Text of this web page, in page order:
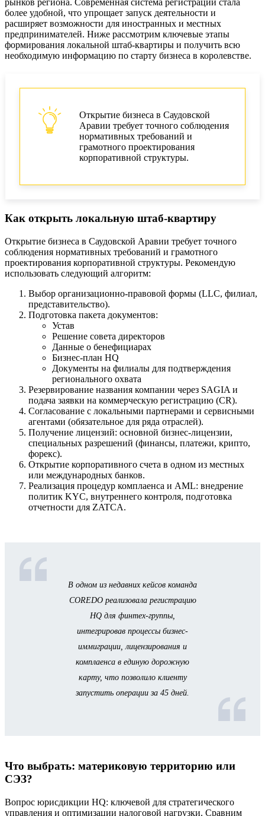
рынков региона. Современная система регистрации стала
более удобной, что упрощает запуск деятельности и
расширяет возможности для иностранных и местных
предпринимателей. Ниже рассмотрим ключевые этапы
формирования локальной штаб-квартиры и получить всю
необходимую информацию по старту бизнеса в королевстве.
Открытие бизнеса в Саудовской
Аравии требует точного соблюдения
нормативных требований и
грамотного проектирования
корпоративной структуры.
Как открыть локальную штаб-квартиру
Открытие бизнеса в Саудовской Аравии требует точного
соблюдения нормативных требований и грамотного
проектирования корпоративной структуры. Рекомендую
использовать следующий алгоритм:
Выбор организационно-правовой формы (LLC, филиал,
представительство).
Подготовка пакета документов:
Устав
Решение совета директоров
Данные о бенефициарах
Бизнес-план HQ
Документы на филиалы для подтверждения
регионального охвата
Резервирование названия компании через SAGIA и
подача заявки на коммерческую регистрацию (CR).
Согласование с локальными партнерами и сервисными
агентами (обязательное для ряда отраслей).
Получение лицензий: основной бизнес-лицензии,
специальных разрешений (финансы, платежи, крипто,
форекс).
Открытие корпоративного счета в одном из местных
или международных банков.
Реализация процедур комплаенса и AML: внедрение
политик KYC, внутреннего контроля, подготовка
отчетности для ZATCA.
В одном из недавних кейсов команда
COREDO реализовала регистрацию
HQ для финтех-группы,
интегрировав процессы бизнес-
иммиграции, лицензирования и
комплаенса в единую дорожную
карту, что позволило клиенту
запустить операции за 45 дней.
Что выбрать: материковую территорию или
СЭЗ?
Вопрос юрисдикции HQ: ключевой для стратегического
управления и оптимизации налоговой нагрузки. Сравним